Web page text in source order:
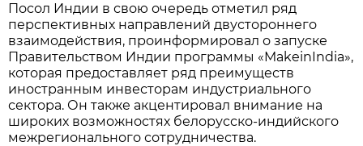
Посол Индии в свою очередь отметил ряд
перспективных направлений двустороннего
взаимодействия, проинформировал о запуске
Правительством Индии программы «MakeinIndia»,
которая предоставляет ряд преимуществ
иностранным инвесторам индустриального
сектора. Он также акцентировал внимание на
широких возможностях белорусско-индийского
межрегионального сотрудничества.